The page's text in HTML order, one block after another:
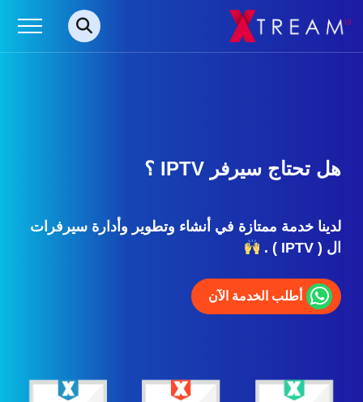
هل تحتاج سيرفر IPTV ؟
لدينا خدمة ممتازة في أنشاء وتطوير وأدارة سيرفرات
ال ( IPTV ) .
أطلب الخدمة الآن